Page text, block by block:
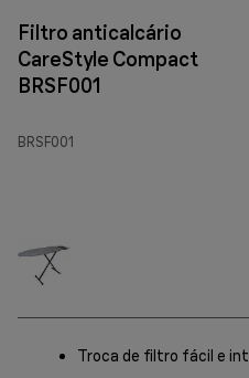
Filtro anticalcário
CareStyle Compact
BRSF001
BRSF001
Troca de filtro fácil e